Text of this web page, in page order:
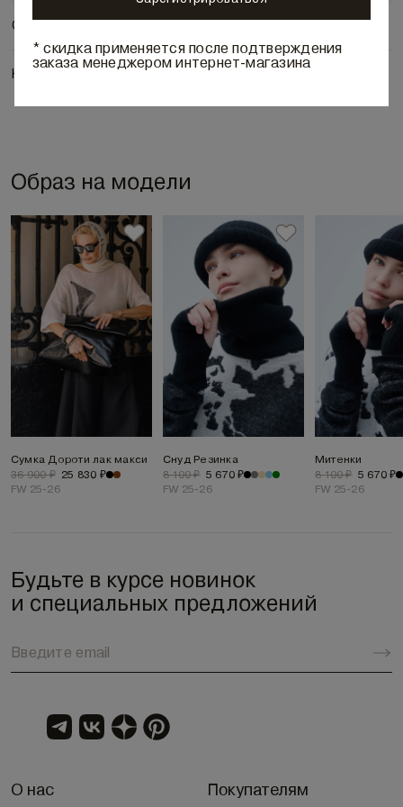
Состав и уход
Наличие в бутиках
Образ на модели
Сумка Дороти лак макси
36 900 ₽ 25 830 ₽
FW 25-26
Снуд Резинка
8 100 ₽ 5 670 ₽
FW 25-26
Митенки
8 100 ₽ 5 670 ₽
FW 25-26
Будьте в курсе новинок
и специальных предложений
О нас Покупателям
* скидка применяется после подтверждения
заказа менеджером интернет-магазина